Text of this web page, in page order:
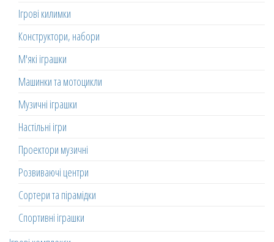
Ігрові килимки
Конструктори, набори
М'які іграшки
Машинки та мотоцикли
Музичні іграшки
Настільні ігри
Проектори музичні
Розвиваючі центри
Сортери та пірамідки
Спортивні іграшки